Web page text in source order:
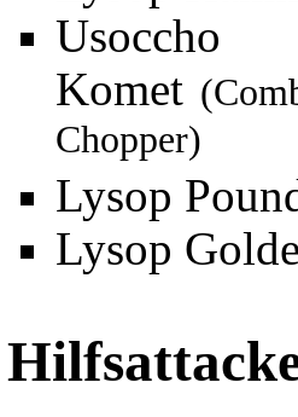
Usoccho
Komet
Chopper)
Lysop
Lysop